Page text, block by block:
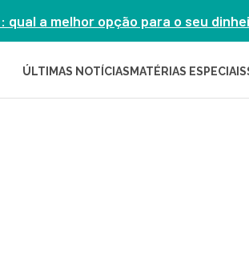
qual a melhor opção para o seu
ÚLTIMAS NOTÍCIAS MATÉRIAS ESPECIAIS